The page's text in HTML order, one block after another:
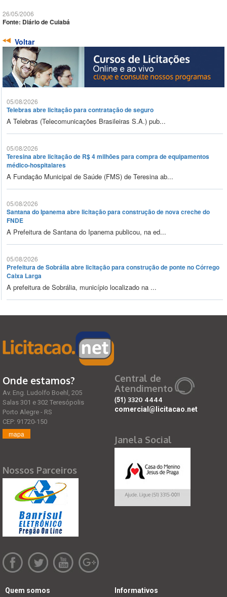
26/05/2006
Fonte: Diário de Cuiabá
Voltar
05/08/2026
Telebras abre licitação para contratação de seguro
A Telebras (Telecomunicações Brasileiras S.A.) pub...
05/08/2026
Teresina abre licitação de R$ 4 milhões para compra de equipamentos
médico-hospitalares
A Fundação Municipal de Saúde (FMS) de Teresina ab...
05/08/2026
Santana do Ipanema abre licitação para construção de nova creche do
FNDE
A Prefeitura de Santana do Ipanema publicou, na ed...
05/08/2026
Prefeitura de Sobrália abre licitação para construção de ponte no Córrego
Caixa Larga
A prefeitura de Sobrália, município localizado na ...
Onde estamos?
Av. Eng. Ludolfo Boehl, 205
Salas 301 e 302 Teresópolis
Porto Alegre - RS
CEP: 91720-150
mapa
Nossos Parceiros
Central de
Atendimento
(51) 3320 4444
comercial@licitacao.net
Janela Social
Quem somos Informativos